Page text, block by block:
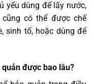
yếu dùng để lấy nước,
có thể được chế
sinh tố, hoặc dùng để
được bao lâu?